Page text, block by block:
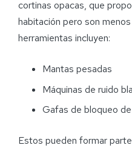
cortinas opacas, que
habitación pero son
herramientas incluyen:
Mantas pesadas
Máquinas de ruido
Gafas de bloqueo de
Estos pueden formar